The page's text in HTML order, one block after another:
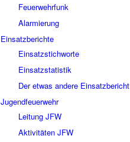
Feuerwehrfunk
Alarmierung
Einsatzberichte
Einsatzstichworte
Einsatzstatistik
Der etwas andere Einsatzbericht
Jugendfeuerwehr
Leitung JFW
Aktivitäten JFW